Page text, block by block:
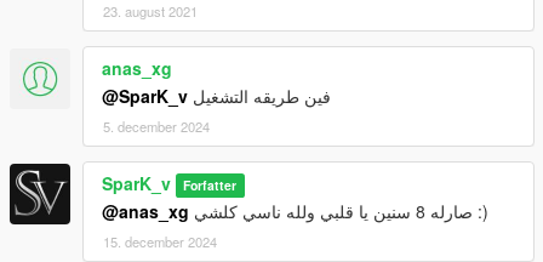
23. august 2021
anas_xg
@SparK_v فين طريقه التشغيل
5. december 2024
SparK_v Forfatter
@anas_xg صارله 8 سنين يا قلبي ولله ناسي كلشي :)
15. december 2024